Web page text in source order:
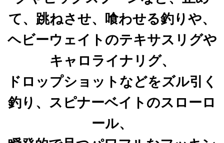
て、跳ねさせ、喰わせる釣りや、
ヘビーウェイトのテキサスリグや
キャロライナリグ、
ドロップショットなどをズル引く
釣り、 スピナーベイトのスローロ
ール、